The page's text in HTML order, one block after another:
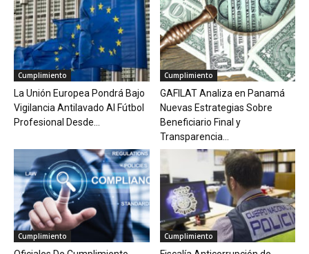
Cumplimiento
La Unión Europea Pondrá Bajo
Vigilancia Antilavado Al Fútbol
Profesional Desde...
Cumplimiento
GAFILAT Analiza en Panamá
Nuevas Estrategias Sobre
Beneficiario Final y
Transparencia...
Cumplimiento Cumplimiento